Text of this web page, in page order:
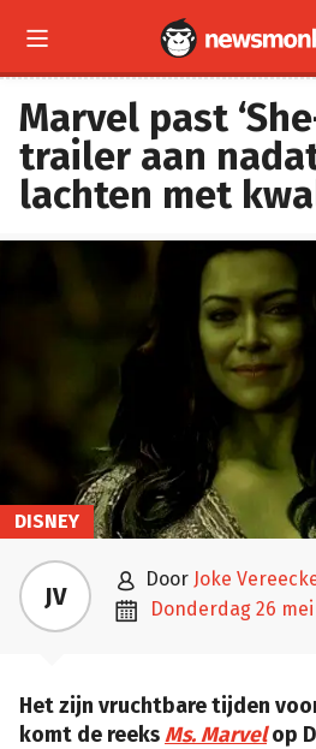

Marvel past
trailer aan
lachten met
DISNEY
JV  door Joke
 donderdag 26 mei
Het zijn vruchtbare tijden
komt de reeksMs. Marvel op